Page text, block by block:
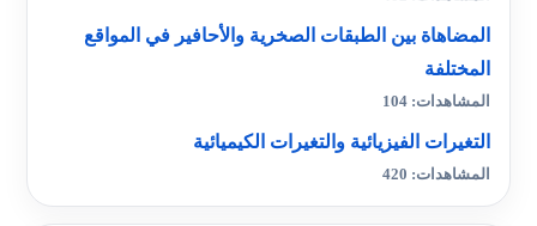
المضاهاة بين الطبقات الصخرية والأحافير في المواقع
المختلفة
المشاهدات: 104
التغيرات الفيزيائية والتغيرات الكيميائية
المشاهدات: 420